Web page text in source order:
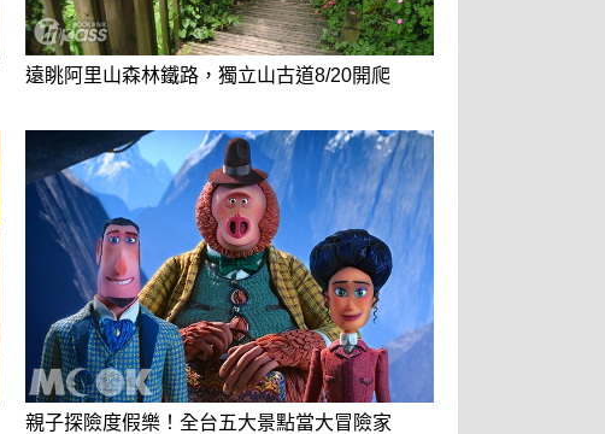
遠眺阿里山森林鐵路，獨立山古道8/20開爬
親子探險度假樂！全台五大景點當大冒險家